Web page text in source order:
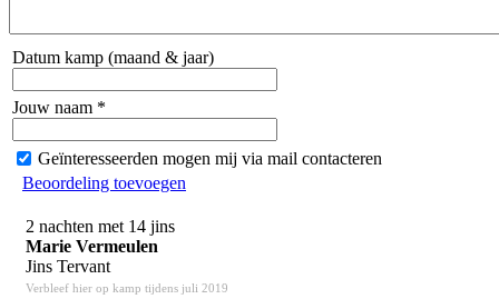
Datum kamp (maand & jaar)
Jouw naam *
Geïnteresseerden mogen mij via mail contacteren
Beoordeling toevoegen
2 nachten met 14 jins
Marie Vermeulen
Jins Tervant
Verbleef hier op kamp tijdens juli 2019